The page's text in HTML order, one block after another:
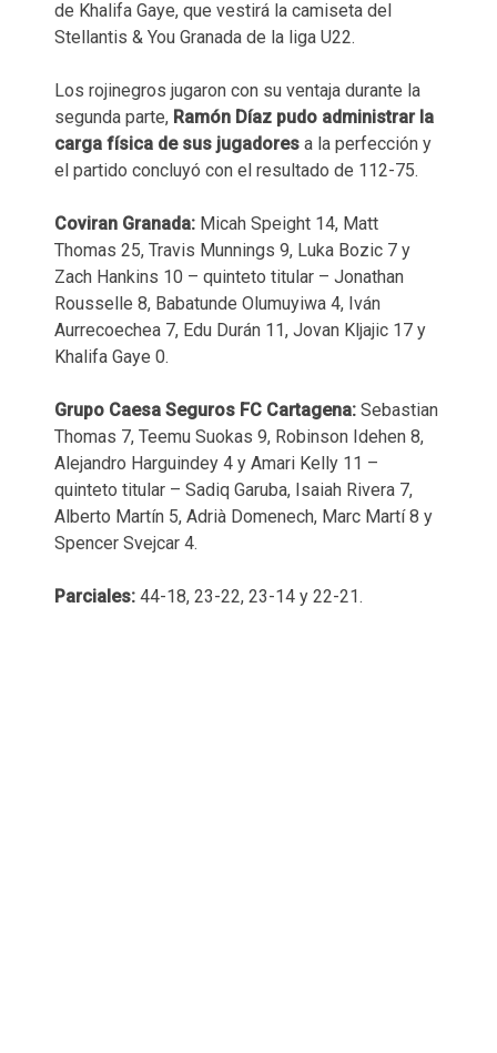
de Khalifa Gaye, que vestirá la camiseta del
Stellantis & You Granada de la liga U22.
Los rojinegros jugaron con su ventaja durante la
segunda parte, Ramón Díaz pudo administrar la
carga física de sus jugadores a la perfección y
el partido concluyó con el resultado de 112-75.
Coviran Granada: Micah Speight 14, Matt
Thomas 25, Travis Munnings 9, Luka Bozic 7 y
Zach Hankins 10 – quinteto titular – Jonathan
Rousselle 8, Babatunde Olumuyiwa 4, Iván
Aurrecoechea 7, Edu Durán 11, Jovan Kljajic 17 y
Khalifa Gaye 0.
Grupo Caesa Seguros FC Cartagena: Sebastian
Thomas 7, Teemu Suokas 9, Robinson Idehen 8,
Alejandro Harguindey 4 y Amari Kelly 11 –
quinteto titular – Sadiq Garuba, Isaiah Rivera 7,
Alberto Martín 5, Adrià Domenech, Marc Martí 8 y
Spencer Svejcar 4.
Parciales: 44-18, 23-22, 23-14 y 22-21.